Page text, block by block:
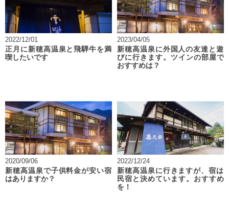
2022/12/01
正月に新穂高温泉と飛騨牛を満
喫したいです
2023/04/05
新穂高温泉に外国人の友達と遊
びに行きます。ツインの部屋で
おすすめは？
2020/09/06
新穂高温泉で子供料金が安い宿
はありますか？
2022/12/24
新穂高温泉に行きますが、宿は
民宿と決めています。おすすめ
を！